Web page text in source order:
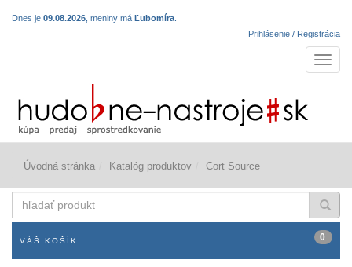
Dnes je 09.08.2026 , meniny má Ľubomíra
Prihlásenie / Registrácia
Úvodná stránka Katalóg produktov Cort Source
produkt
VÁŠ KOŠÍK 0